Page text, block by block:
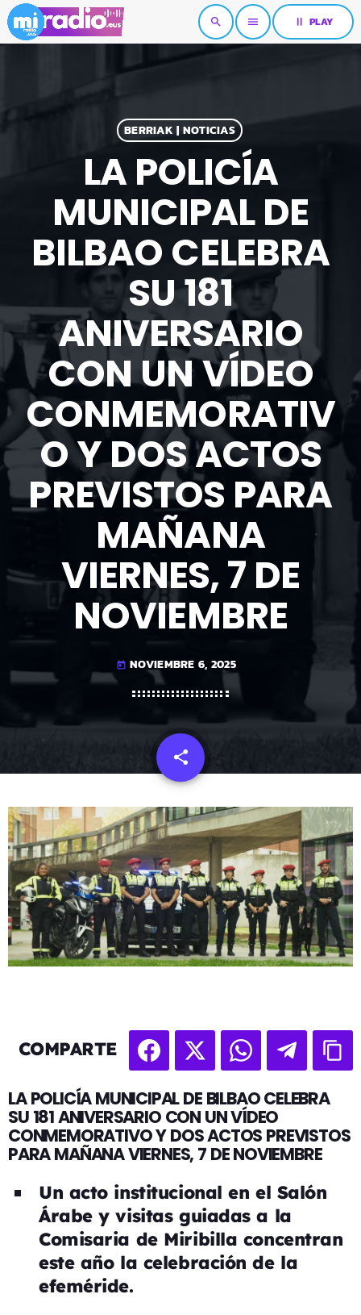
search menu pause PLAY
BERRIAK | NOTICIAS
LA POLICÍA
MUNICIPAL DE
BILBAO CELEBRA
SU 181
ANIVERSARIO
CON UN VÍDEO
CONMEMORATIV
O Y DOS ACTOS
PREVISTOS PARA
MAÑANA
VIERNES, 7 DE
NOVIEMBRE
today NOVIEMBRE 6, 2025
share
email
COMPARTE
LA POLICÍA MUNICIPAL DE BILBAO CELEBRA
SU 181 ANIVERSARIO CON UN VÍDEO
CONMEMORATIVO Y DOS ACTOS PREVISTOS
PARA MAÑANA VIERNES, 7 DE NOVIEMBRE
Un acto institucional en el Salón
Árabe y visitas guiadas a la
Comisaria de Miribilla concentran
este año la celebración de la
efeméride.